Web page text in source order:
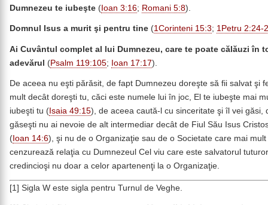
Dumnezeu te iubeşte (Ioan 3:16; Romani 5:8).
Domnul Isus a murit şi pentru tine (1Corinteni 15:3; 1Petru 2:24-
Ai Cuvântul complet al lui Dumnezeu, care te poate călăuzi în
adevărul (Psalm 119:105; Ioan 17:17).
De aceea nu eşti părăsit, de fapt Dumnezeu doreşte să fii salvat şi
mult decât doreşti tu, căci este numele lui în joc, El te iubeşte mai
iubeşti tu ( Isaia 49:15), de aceea caută-l cu sinceritate şi îl vei găsi,
găseşti nu ai nevoie de alt intermediar decât de Fiul Său Isus
( Ioan 14:6), şi nu de o Organizaţie sau de o Societate care mai
cenzurează relaţia cu Dumnezeul Cel viu care este salvatorul
credincioşi nu doar a celor apartenenţi la o Organizaţie.
[1] Sigla W este sigla pentru Turnul de Veghe.